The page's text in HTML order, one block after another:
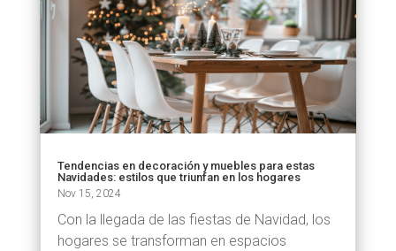
Tendencias en decoración y muebles para estas
Navidades: estilos que triunfan en los hogares
Nov 15, 2024
Con la llegada de las fiestas de Navidad, los
hogares se transforman en espacios